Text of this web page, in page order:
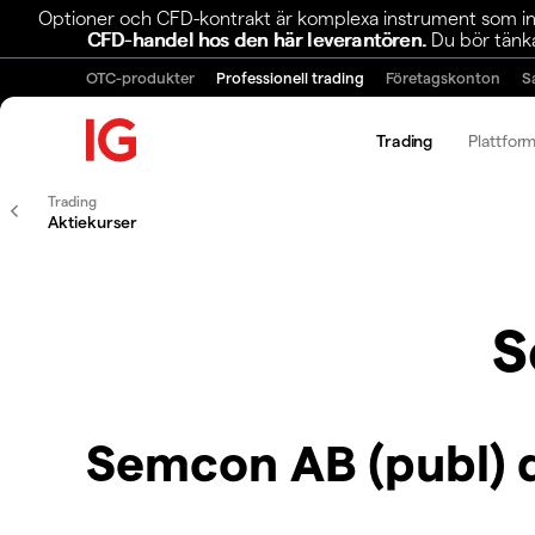
Optioner och CFD-kontrakt är komplexa instrument som
CFD-handel hos den här leverantören. Du bör
OTC-produkter Professionell trading Företagskonton
Trading
Trading
Aktiekurser
Semcon AB (publ)